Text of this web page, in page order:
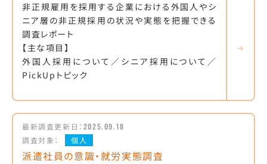
非正規雇用を採用する企業における外国人やシ
ニア層の非正規採用の状況や実態を把握できる
調査レポート
【主な項目】
外国人採用について／シニア採用について／
PickUpトピック
最新調査更新日： 2025.09.18
調査対象：
個人
派遣社員の意識・就労実態調査